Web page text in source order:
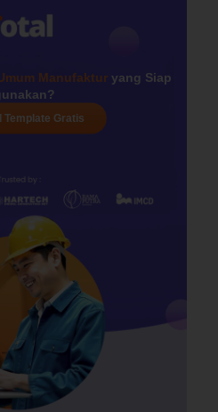
Manufaktur yang Siap
Template Gratis